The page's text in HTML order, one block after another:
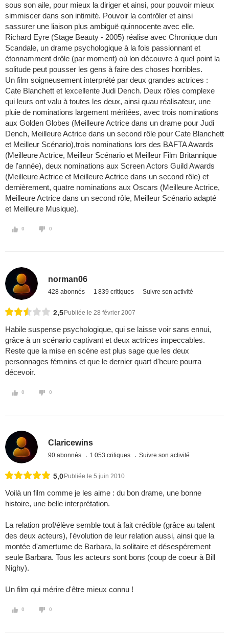
sous son aile, pour mieux la diriger et ainsi, pour pouvoir mieux
simmiscer dans son intimité. Pouvoir la contrôler et ainsi
sassurer une liaison plus ambiguë quinnocente avec elle.
Richard Eyre (Stage Beauty - 2005) réalise avec Chronique dun
Scandale, un drame psychologique à la fois passionnant et
étonnamment drôle (par moment) où lon découvre à quel point la
solitude peut pousser les gens à faire des choses horribles.
Un film soigneusement interprété par deux grandes actrices :
Cate Blanchett et lexcellente Judi Dench. Deux rôles complexe
qui leurs ont valu à toutes les deux, ainsi quau réalisateur, une
pluie de nominations largement méritées, avec trois nominations
aux Golden Globes (Meilleure Actrice dans un drame pour Judi
Dench, Meilleure Actrice dans un second rôle pour Cate Blanchett
et Meilleur Scénario),trois nominations lors des BAFTA Awards
(Meilleure Actrice, Meilleur Scénario et Meilleur Film Britannique
de l'année), deux nominations aux Screen Actors Guild Awards
(Meilleure Actrice et Meilleure Actrice dans un second rôle) et
dernièrement, quatre nominations aux Oscars (Meilleure Actrice,
Meilleure Actrice dans un second rôle, Meilleur Scénario adapté
et Meilleure Musique).
0 0
norman06
428 abonnés 1 839 critiques Suivre son activité
2,5 Publiée le 28 février 2007
Habile suspense psychologique, qui se laisse voir sans ennui,
grâce à un scénario captivant et deux actrices impeccables.
Reste que la mise en scène est plus sage que les deux
personnages fémnins et que le dernier quart d'heure pourra
décevoir.
0 0
Claricewins
90 abonnés 1 053 critiques Suivre son activité
5,0 Publiée le 5 juin 2010
Voilà un film comme je les aime : du bon drame, une bonne
histoire, une belle interprétation.
La relation prof/élève semble tout à fait crédible (grâce au talent
des deux acteurs), l'évolution de leur relation aussi, ainsi que la
montée d'amertume de Barbara, la solitaire et désespérement
seule Barbara. Tous les acteurs sont bons (coup de coeur à Bill
Nighy).
Un film qui mérire d'être mieux connu !
0 0